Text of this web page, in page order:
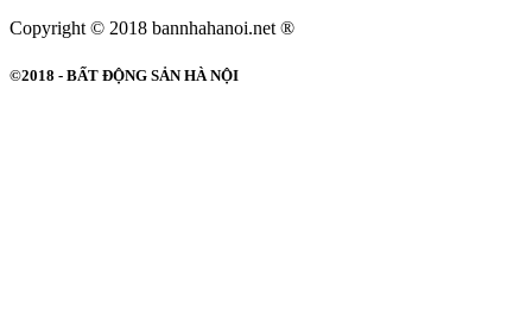
Copyright © 2018 bannhahanoi.net ®
©2018 - BẤT ĐỘNG SẢN HÀ NỘI